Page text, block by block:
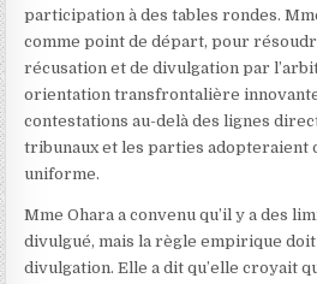
participation à des tables rondes.
comme point de départ, pour
récusation et de divulgation par
orientation transfrontalière
contestations au-delà des lignes
tribunaux et les parties adopteraient
uniforme.
Mme Ohara a convenu qu’il y a des
divulgué, mais la règle empirique
divulgation. Elle a dit qu’elle croyait